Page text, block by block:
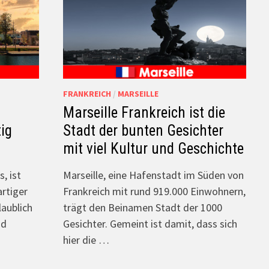
ist
FRANKREICH / MARSEILLE
Marseille Frankreich ist die
Stadt der bunten Gesichter
mit viel Kultur und Geschichte
Marseille, eine Hafenstadt im Süden von
Frankreich mit rund 919.000 Einwohnern,
trägt den Beinamen Stadt der 1000
Gesichter. Gemeint ist damit, dass sich
hier die …